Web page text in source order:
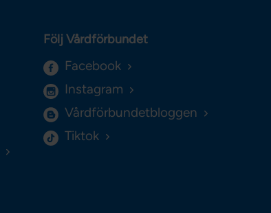
Följ Vårdförbundet
Facebook
Instagram
Vårdförbundetbloggen
Tiktok